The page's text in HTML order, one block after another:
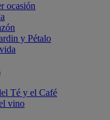
ocasión
y Pétalo
Té y el Café
vino